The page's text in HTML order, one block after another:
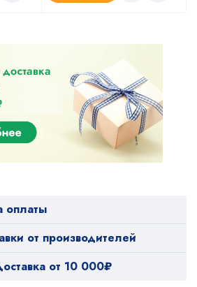
оплаты
от производителей
от 10 000₽